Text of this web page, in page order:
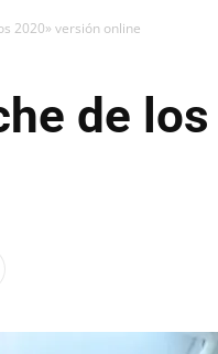
2020» versión online
de